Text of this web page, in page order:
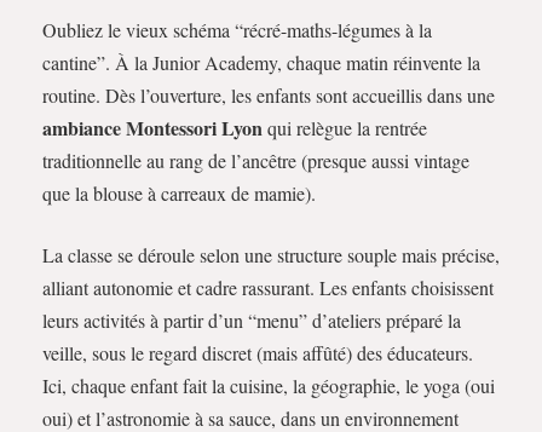
Oubliez le vieux schéma “récré-maths-légumes à la
cantine”. À la Junior Academy, chaque matin réinvente la
routine. Dès l’ouverture, les enfants sont accueillis dans une
ambiance Montessori Lyonqui relègue la rentrée
traditionnelle au rang de l’ancêtre (presque aussi vintage
que la blouse à carreaux de mamie).
La classe se déroule selon une structure souple mais précise,
alliant autonomie et cadre rassurant. Les enfants choisissent
leurs activités à partir d’un “menu” d’ateliers préparé la
veille, sous le regard discret (mais affûté) des éducateurs.
Ici, chaque enfant fait la cuisine, la géographie, le yoga (oui
oui) et l’astronomie à sa sauce, dans un environnement